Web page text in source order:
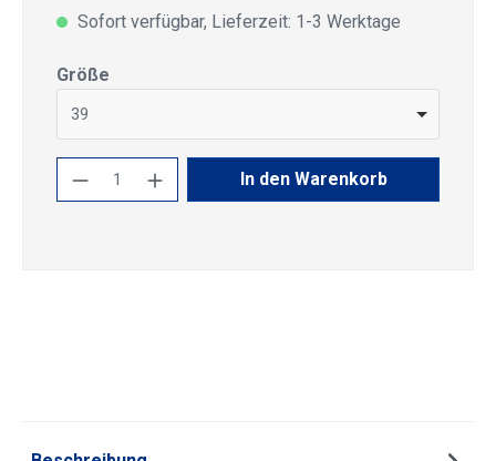
Sofort verfügbar, Lieferzeit: 1-3 Werktage
Größe
39
Produkt Anzahl: Gib den gewünschten
In den Warenkorb